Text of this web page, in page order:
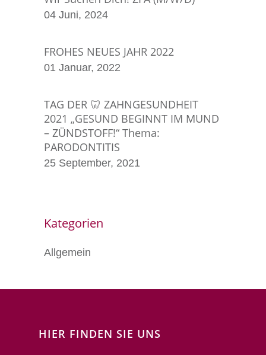
04 Juni, 2024
FROHES NEUES JAHR 2022
01 Januar, 2022
TAG DER 🦷 ZAHNGESUNDHEIT
2021 „GESUND BEGINNT IM MUND
– ZÜNDSTOFF!“ Thema:
PARODONTITIS
25 September, 2021
Kategorien
Allgemein
HIER FINDEN SIE UNS